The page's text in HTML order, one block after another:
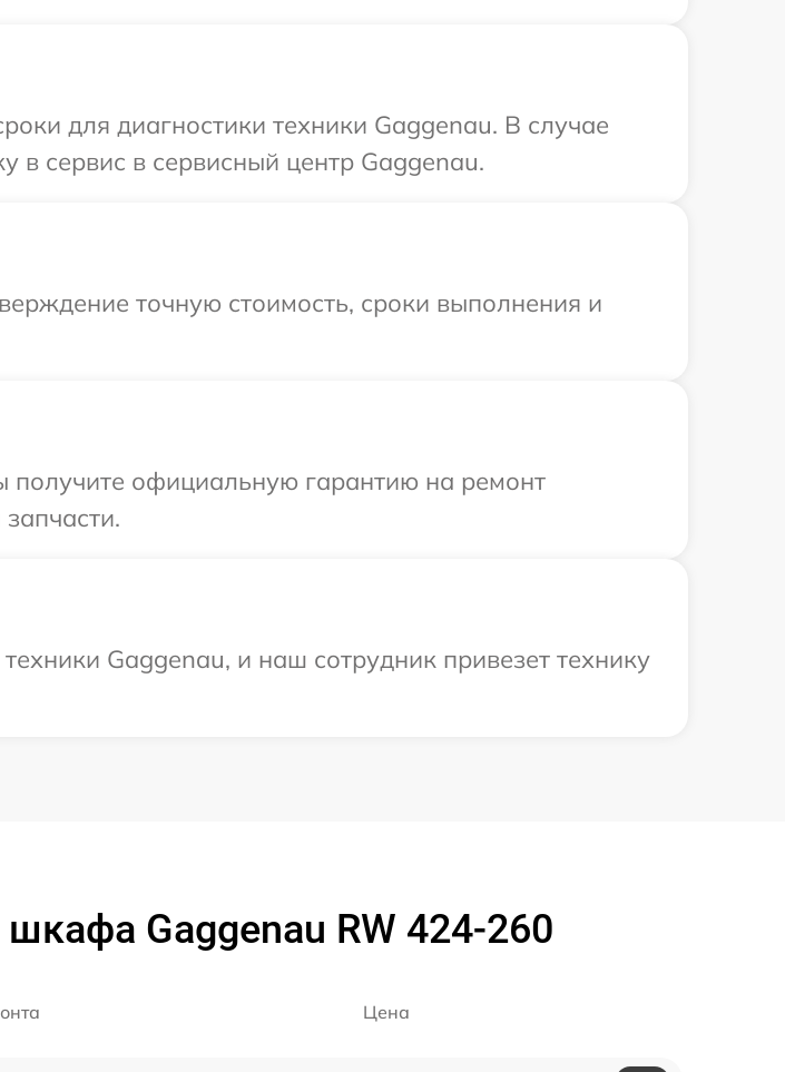
для диагностики техники Gaggenau. В случае
в сервис в сервисный центр Gaggenau.
точную стоимость, сроки выполнения и
получите официальную гарантию на ремонт
Gaggenau, и наш сотрудник привезет технику
Gaggenau RW 424-260
Цена